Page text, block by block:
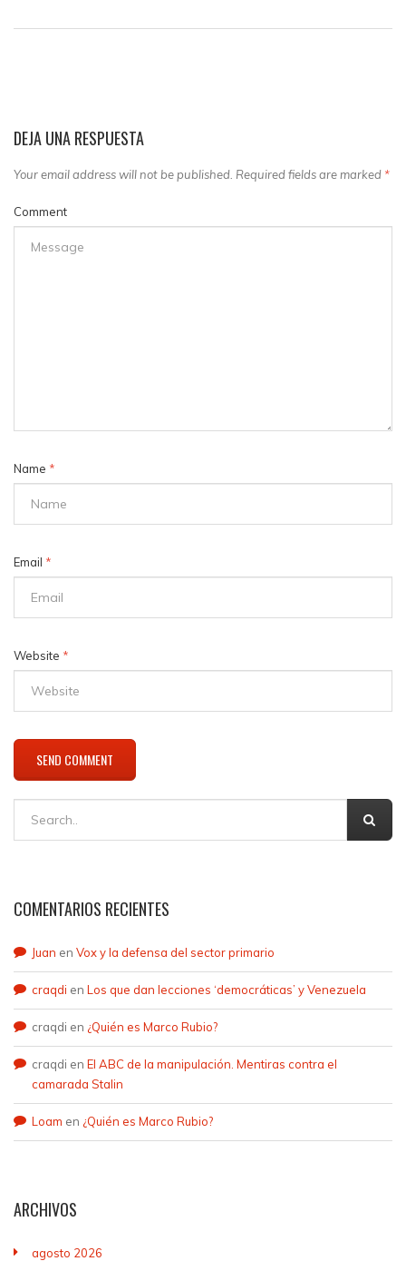
DEJA UNA RESPUESTA
Your email address will not be published. Required fields are marked *
Comment
Name *
Email *
Website *
COMENTARIOS RECIENTES
Juan en Vox y la defensa del sector primario
craqdi en Los que dan lecciones ‘democráticas’ y Venezuela
craqdi en ¿Quién es Marco Rubio?
craqdi en El ABC de la manipulación. Mentiras contra el
camarada Stalin
Loam en ¿Quién es Marco Rubio?
ARCHIVOS
agosto 2026